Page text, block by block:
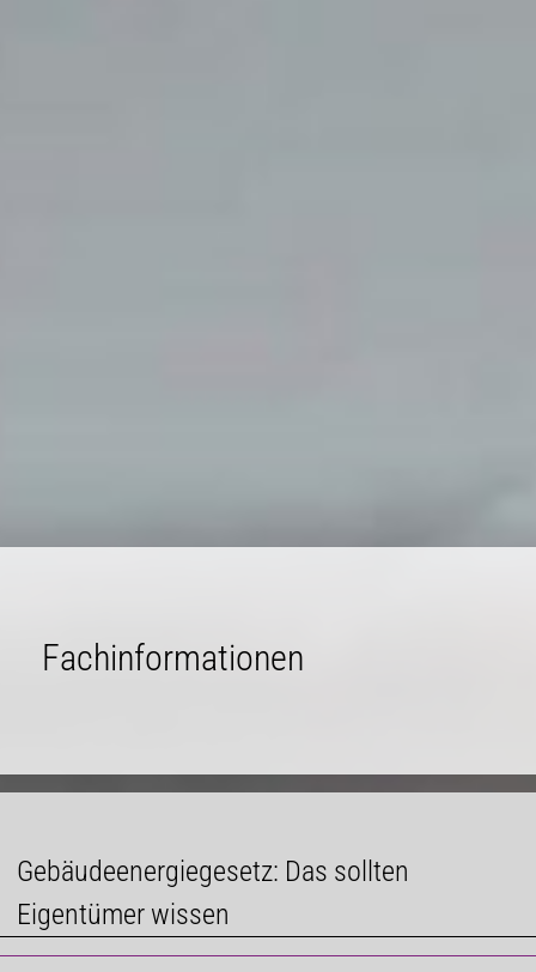
Fachinformationen
Gebäudeenergiegesetz: Das sollten
Eigentümer wissen